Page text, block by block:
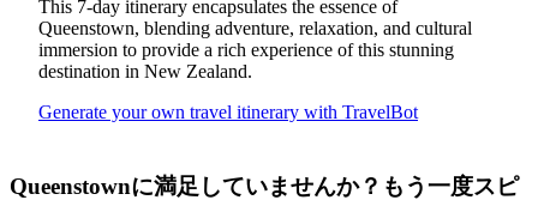
This 7-day itinerary encapsulates the essence of
Queenstown, blending adventure, relaxation, and cultural
immersion to provide a rich experience of this stunning
destination in New Zealand.
Generate your own travel itinerary with TravelBot
Queenstownに満足していませんか？もう一度スピ